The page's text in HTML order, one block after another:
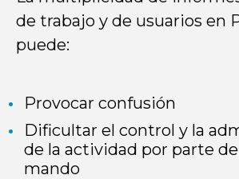
de trabajo y de usuarios en
puede:
Provocar confusión
Dificultar el control y la
de la actividad por parte
mando